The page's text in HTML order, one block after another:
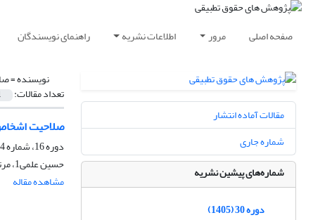
صفحه اصلی مرور اطلاعات نشریه راهنمای نویسندگان
نویسنده =
تعداد مقالات:
صلاحیت اشخاص
دوره 16، شماره 4، زمستان 1391، صفحه
حسین علمی1، مرتضی شهبازی نیا2، محمد عیسائی تفرشی 3، محمد حسن صادقی مقدم4
مشاهده مقاله
مقالات آماده انتشار
شماره جاری
شماره‌های پیشین نشریه
دوره 30 (1405)